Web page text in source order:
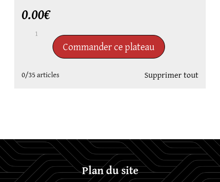
0.00€
17
Commander ce plateau
0/35articles Supprimer tout
Plan du site